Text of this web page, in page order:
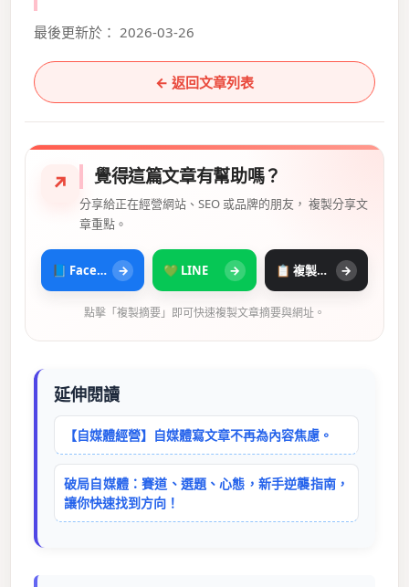
最後更新於： 2026-03-26
← 返回文章列表
↗ 覺得這篇文章有幫助嗎？
分享給正在經營網站、SEO 或品牌的朋友， 複製分享文
章重點。
📘 Facebook → 💚 LINE → 📋 複製摘要 →
點擊「複製摘要」即可快速複製文章摘要與網址。
延伸閱讀
【自媒體經營】自媒體寫文章不再為內容焦慮。
破局自媒體：賽道、選題、心態，新手逆襲指南，
讓你快速找到方向！